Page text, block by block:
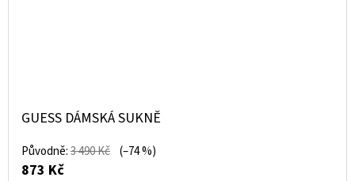
GUESS DÁMSKÁ SUKNĚ
Původně:3 490 Kč (–74 %)
873 Kč